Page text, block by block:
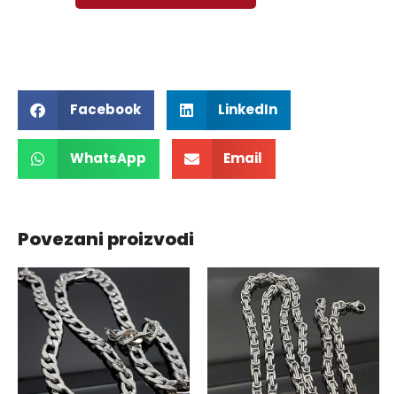
Facebook LinkedIn
WhatsApp Email
Povezani proizvodi